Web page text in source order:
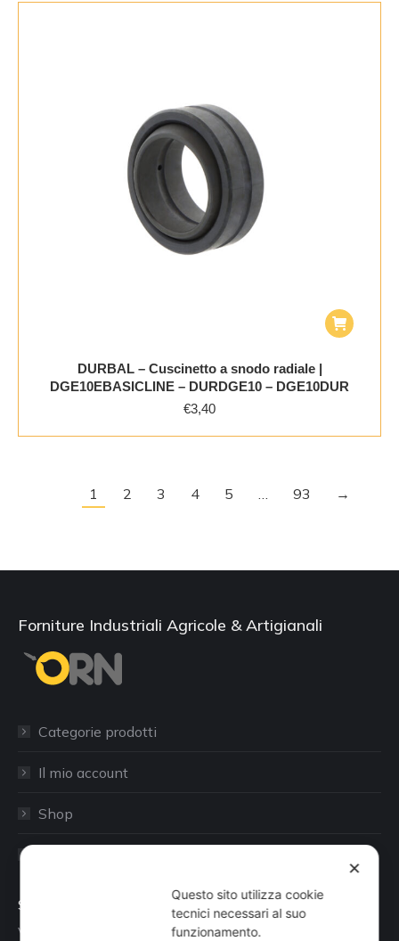
DURBAL – Cuscinetto a snodo radiale |
DGE10EBASICLINE – DURDGE10 – DGE10DUR
€3,40
1 2 3 4 5 … 93 →
Forniture Industriali Agricole & Artigianali
Categorie prodotti
Il mio account
Shop
Sede
Via Busano, 56, Favria (TO)
✕
Questo sito utilizza cookie
tecnici necessari al suo
funzionamento.